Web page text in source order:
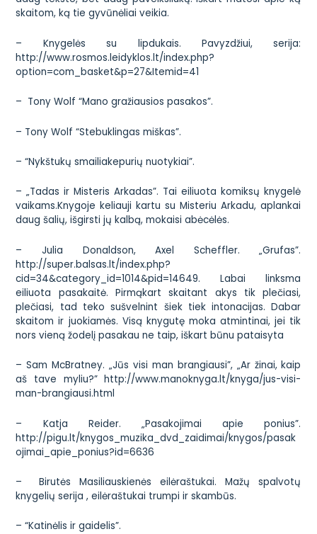
skaitom, ką tie gyvūnėliai veikia.
– Knygelės su lipdukais. Pavyzdžiui, serija:
http://www.rosmos.leidyklos.lt/index.php?
option=com_basket&p=27&Itemid=41
– Tony Wolf “Mano gražiausios pasakos”.
– Tony Wolf “Stebuklingas miškas”.
– “Nykštukų smailiakepurių nuotykiai”.
– „Tadas ir Misteris Arkadas”. Tai eiliuota komiksų knygelė
vaikams.Knygoje keliauji kartu su Misteriu Arkadu, aplankai
daug šalių, išgirsti jų kalbą, mokaisi abėcėlės.
– Julia Donaldson, Axel Scheffler. „Grufas”.
http://super.balsas.lt/index.php?
cid=34&category_id=1014&pid=14649. Labai linksma
eiliuota pasakaitė. Pirmąkart skaitant akys tik plečiasi,
plečiasi, tad teko sušvelnint šiek tiek intonacijas. Dabar
skaitom ir juokiamės. Visą knygutę moka atmintinai, jei tik
nors vieną žodelį pasakau ne taip, iškart būnu pataisyta
– Sam McBratney. „Jūs visi man brangiausi”, „Ar žinai, kaip
aš tave myliu?”http://www.manoknyga.lt/knyga/jus-visi-
man-brangiausi.html
– Katja Reider. „Pasakojimai apie ponius”.
http://pigu.lt/knygos_muzika_dvd_zaidimai/knygos/pasak
ojimai_apie_ponius?id=6636
– Birutės Masiliauskienės eilėraštukai. Mažų spalvotų
knygelių serija , eilėraštukai trumpi ir skambūs.
– “Katinėlis ir gaidelis”.